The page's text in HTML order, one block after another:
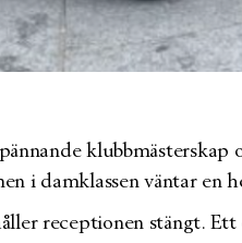
i damklassen väntar en
receptionen stängt.